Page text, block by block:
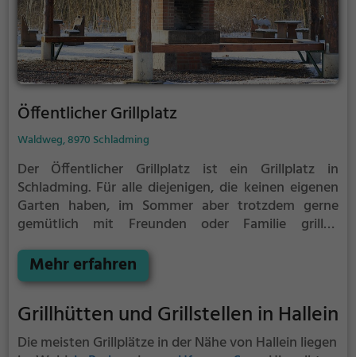
Öffentlicher Grillplatz
Waldweg, 8970 Schladming
Der Öffentlicher Grillplatz ist ein Grillplatz in
Schladming. Für alle diejenigen, die keinen eigenen
Garten haben, im Sommer aber trotzdem gerne
gemütlich mit Freunden oder Familie grillen
Gegrillt wird hier mit Holz.
Mehr erfahren
Grillhütten und Grillstellen in Hallein
Die meisten Grillplätze in der Nähe von Hallein liegen